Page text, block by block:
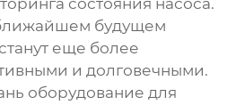
состояния насоса.
будущем
еще более
и долговечными.
оборудование для